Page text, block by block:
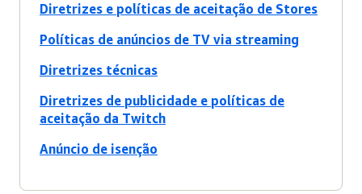
Diretrizes e políticas de aceitação de Stores
Políticas de anúncios de TV via streaming
Diretrizes técnicas
Diretrizes de publicidade e políticas de
aceitação da Twitch
Anúncio de isenção